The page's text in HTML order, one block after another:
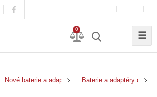
0
☰
Nové baterie a adaptéry Baterie a adaptéry do